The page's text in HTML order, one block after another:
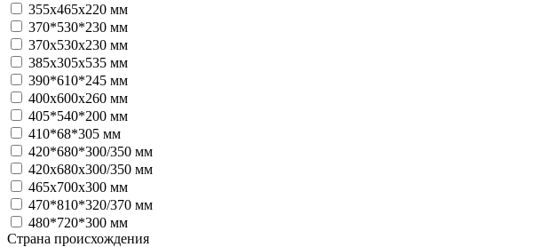
355х465х220 мм
370*530*230 мм
370х530х230 мм
385x305x535 мм
390*610*245 мм
400x600x260 мм
405*540*200 мм
410*68*305 мм
420*680*300/350 мм
420х680х300/350 мм
465x700x300 мм
470*810*320/370 мм
480*720*300 мм
Страна происхождения